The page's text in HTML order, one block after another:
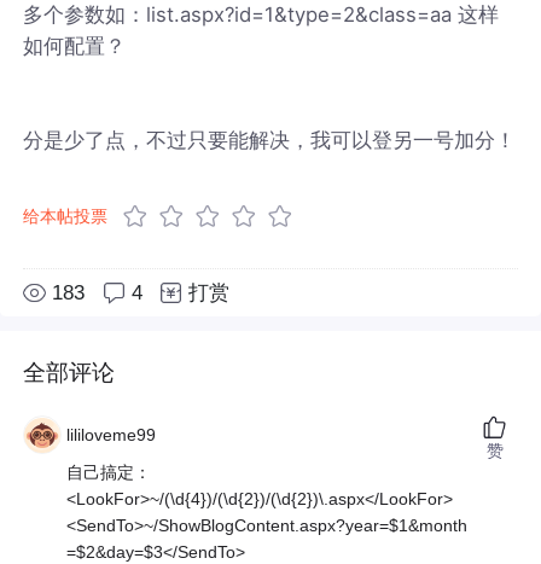
多个参数如：list.aspx?id=1&type=2&class=aa 这样
如何配置？
分是少了点，不过只要能解决，我可以登另一号加分！
给本帖投票
183 4 打赏
全部评论
lililoveme99
自己搞定：
<LookFor>~/(\d{4})/(\d{2})/(\d{2})\.aspx</LookFor>
<SendTo>~/ShowBlogContent.aspx?year=$1&month
=$2&day=$3</SendTo>
赞